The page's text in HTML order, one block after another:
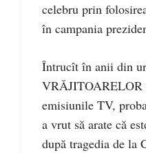
celebru prin
în campania
Întrucît în anii din
VRĂJITOARELOR
emisiunile TV,
a vrut să arate că
după tragedia de la